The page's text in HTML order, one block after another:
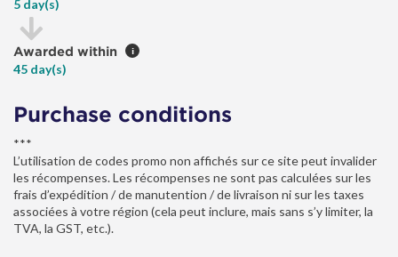
5 day(s)
Awarded within i
45 day(s)
Purchase conditions
***
L’utilisation de codes promo non affichés sur ce site peut invalider
les récompenses. Les récompenses ne sont pas calculées sur les
frais d’expédition / de manutention / de livraison ni sur les taxes
associées à votre région (cela peut inclure, mais sans s’y limiter, la
TVA, la GST, etc.).